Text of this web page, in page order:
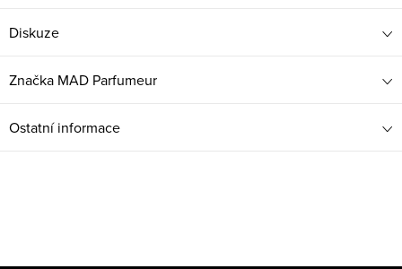
Diskuze
Značka MAD Parfumeur
Ostatní informace